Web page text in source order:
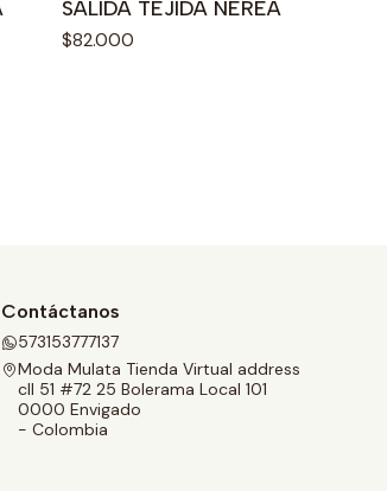
SALIDA TEJIDA NEREA
$82.000
Contáctanos
573153777137
Moda Mulata Tienda Virtual address
cll 51 #72 25 Bolerama Local 101
0000 Envigado
- Colombia